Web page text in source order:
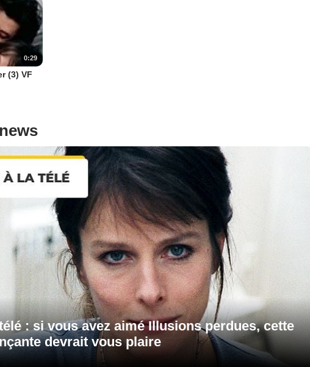
0:29
(3) VF
: si vous avez aimé Illusions perdues, cette
devrait vous plaire